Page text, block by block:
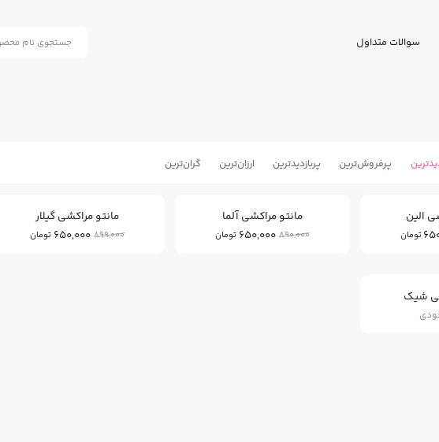
سوالات متداول
پرفروش‌ترین پربازدید‌ترین ارزان‌ترین گران‌ترین
الین
تومان
مانتو مراکشی آلما
890,000
650,000 تومان
مانتو مراکشی گیلار
899,000
650,000 تومان
شیک